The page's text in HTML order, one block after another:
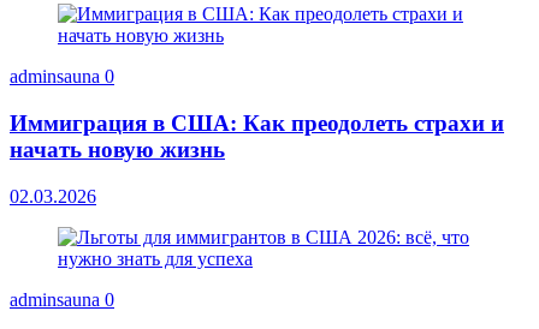
adminsauna 0
Иммиграция в США: Как преодолеть страхи и
начать новую жизнь
02.03.2026
adminsauna 0